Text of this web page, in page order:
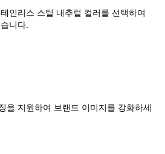
인리스 스틸 내추럴 컬러를 선택하여
니다.
을 지원하여 브랜드 이미지를 강화하세